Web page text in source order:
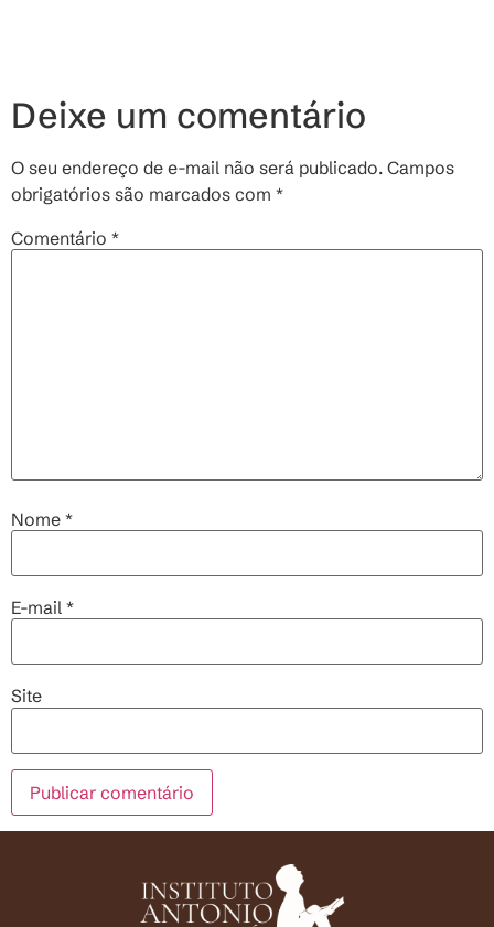
Deixe um comentário
O seu endereço de e-mail não será publicado. Campos
obrigatórios são marcados com *
Comentário *
Nome *
E-mail *
Site